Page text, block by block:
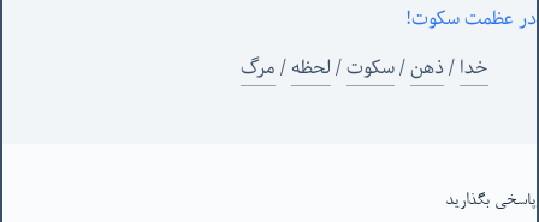
در عظمت سکوت!
خدا/ذهن/سکوت/لحظه/مرگ
پاسخی بگذارید